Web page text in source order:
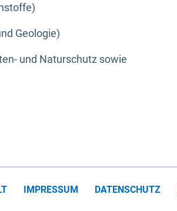
Geologie)
und Naturschutz sowie
IMPRESSUM DATENSCHUTZ